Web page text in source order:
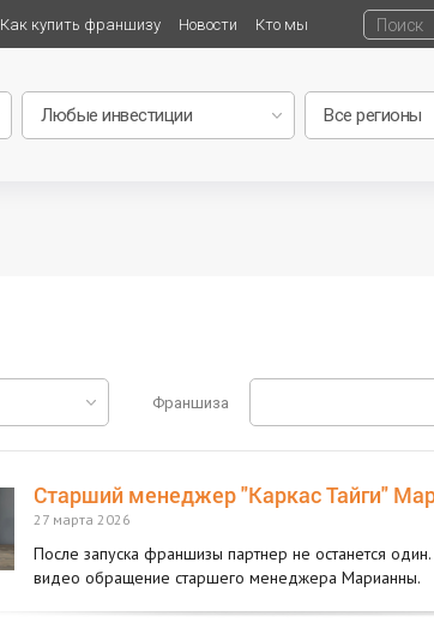
Как купить франшизу Новости Кто мы
Франшиза
Старший менеджер "Каркас Тайги"
27 марта 2026
После запуска франшизы партнер не останется
видео обращение старшего менеджера Марианны.